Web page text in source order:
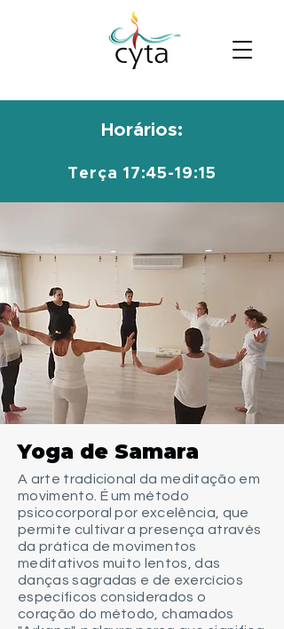
Horários:
Terça 17:45-19:15
Yoga de Samara
A arte tradicional da meditação em
movimento. É um método
psicocorporal por excelência, que
permite cultivar a presença através
da prática de movimentos
meditativos muito lentos, das
danças sagradas e de exercícios
específicos considerados o
coração do método, chamados